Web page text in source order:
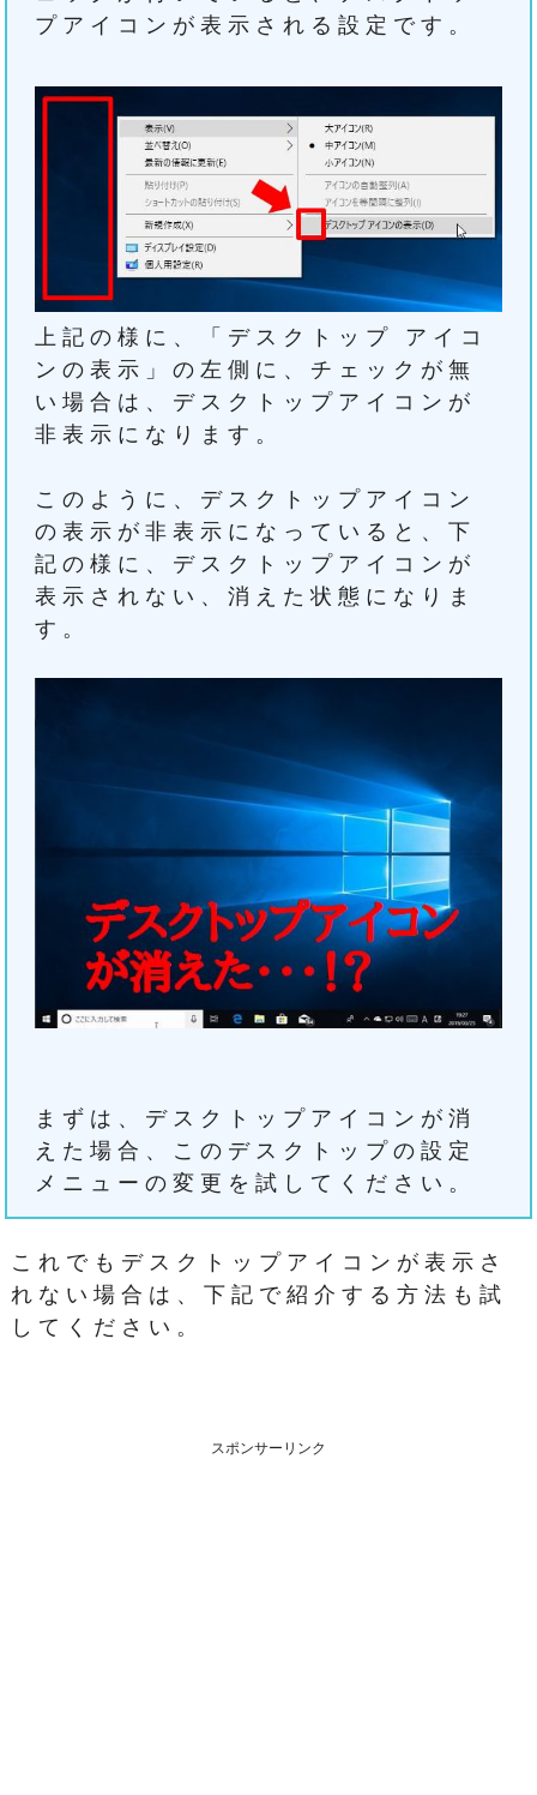
プアイコンが表示される設定です。
上記の様に、「デスクトップ アイコ
ンの表示」の左側に、チェックが無
い場合は、デスクトップアイコンが
非表示になります。
このように、デスクトップアイコン
の表示が非表示になっていると、下
記の様に、デスクトップアイコンが
表示されない、消えた状態になりま
す。
まずは、デスクトップアイコンが消
えた場合、このデスクトップの設定
メニューの変更を試してください。
これでもデスクトップアイコンが表示さ
れない場合は、下記で紹介する方法も試
してください。
スポンサーリンク